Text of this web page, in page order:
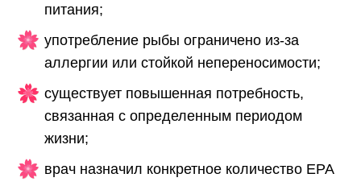
питания;
употребление рыбы ограничено из-за
аллергии или стойкой непереносимости;
существует повышенная потребность,
связанная с определенным периодом
жизни;
врач назначил конкретное количество EPA